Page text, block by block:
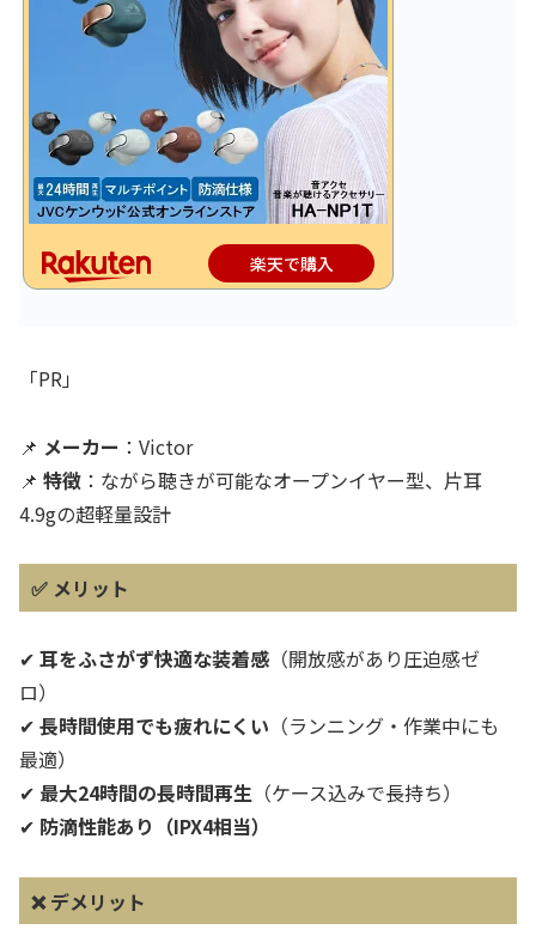
楽天で購入
「PR」
📌 メーカー ：Victor
📌 特徴 ：ながら聴きが可能なオープンイヤー型、片耳
4.9gの超軽量設計
✅ メリット
✔ 耳をふさがず快適な装着感 （開放感があり圧迫感ゼ
ロ）
✔ 長時間使用でも疲れにくい （ランニング・作業中にも
最適）
✔ 最大24時間の長時間再生 （ケース込みで長持ち）
✔ 防滴性能あり（IPX4相当）
❌デメリット